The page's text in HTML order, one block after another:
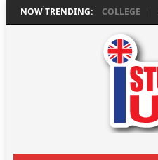
NOW TRENDING:
ที่ ASHBOURNE COLLEGE